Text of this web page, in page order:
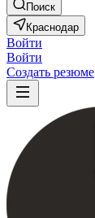
Поиск
Краснодар
Войти
Войти
Создать резюме